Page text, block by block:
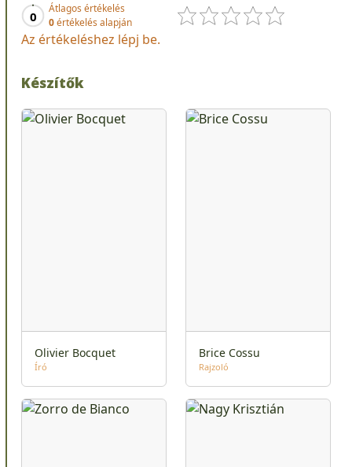
0
Átlagos értékelés
0értékelés alapján
Az értékeléshez lépj be.
Készítők
Olivier Bocquet
Író
Brice Cossu
Rajzoló